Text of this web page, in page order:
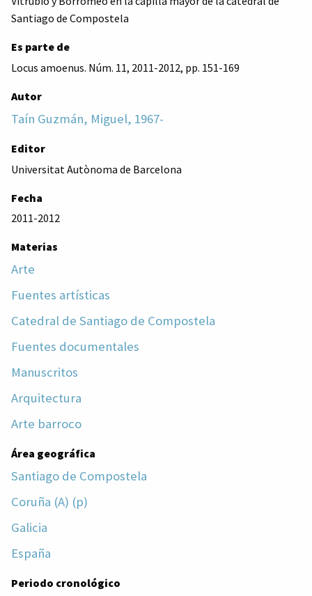
Santiago de Compostela
Es parte de
Locus amoenus. Núm. 11, 2011-2012, pp. 151-169
Autor
Taín Guzmán, Miguel, 1967-
Editor
Universitat Autònoma de Barcelona
Fecha
2011-2012
Materias
Arte
Fuentes artísticas
Catedral de Santiago de Compostela
Fuentes documentales
Manuscritos
Arquitectura
Arte barroco
Área geográfica
Santiago de Compostela
Coruña (A) (p)
Galicia
España
Periodo cronológico